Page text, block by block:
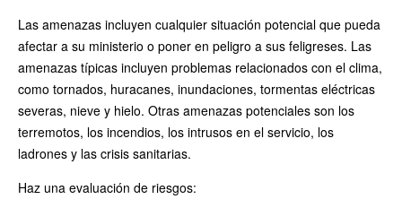
Las amenazas incluyen cualquier situación potencial que pueda
afectar a su ministerio o poner en peligro a sus feligreses. Las
amenazas típicas incluyen problemas relacionados con el clima,
como tornados, huracanes, inundaciones, tormentas eléctricas
severas, nieve y hielo. Otras amenazas potenciales son los
terremotos, los incendios, los intrusos en el servicio, los
ladrones y las crisis sanitarias.
Haz una evaluación de riesgos: